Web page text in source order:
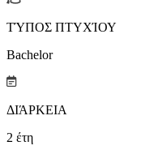
ΤΎΠΟΣ ΠΤΥΧΊΟΥ
Bachelor
ΔΙΆΡΚΕΙΑ
2 έτη